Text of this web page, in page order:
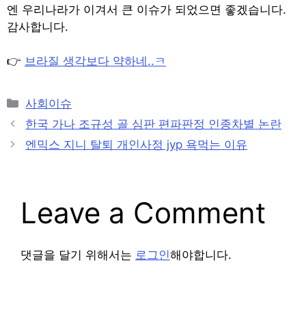
엔 우리나라가 이겨서 큰 이슈가 되었으면 좋겠습니다.
감사합니다.
👉 브라질 생각보다 약하네..ㅋ
Categories
사회이슈
Post
navigation
한국 가나 조규성 골 심판 편파판정 인종차별 논란
엔믹스 지니 탈퇴 개인사정 jyp 욕먹는 이유
Leave a Comment
댓글을 달기 위해서는 로그인해야합니다.